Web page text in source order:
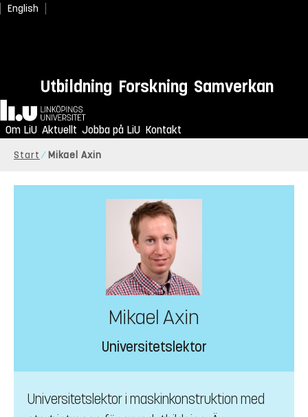
English
Utbildning Forskning Samverkan
Hem
Om LiU Aktuellt Jobba på LiU Kontakt
Start Mikael Axin
Mikael Axin
Universitetslektor
Universitetslektor i maskinkonstruktion med